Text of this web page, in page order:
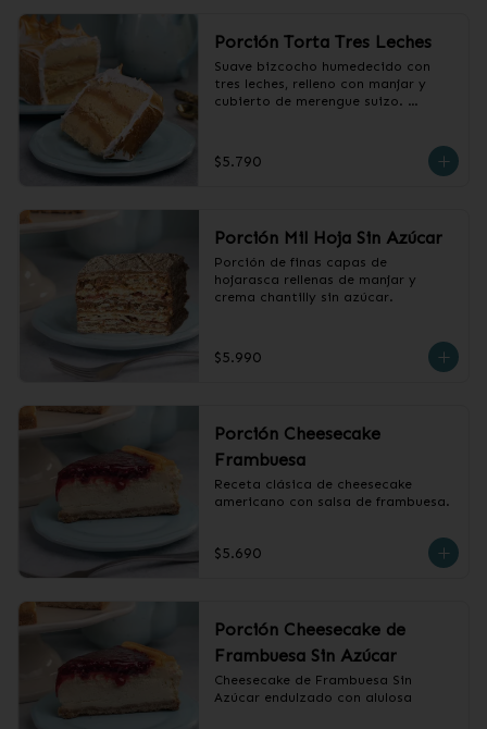
Porción Torta Tres Leches
Suave bizcocho humedecido con
tres leches, relleno con manjar y
cubierto de merengue suizo.
$5.790
Porción Mil Hoja Sin Azúcar
Porción de finas capas de
hojarasca rellenas de manjar y
crema chantilly sin azúcar.
$5.990
Porción Cheesecake
Frambuesa
Receta clásica de cheesecake
americano con salsa de frambuesa.
$5.690
Porción Cheesecake de
Frambuesa Sin Azúcar
Cheesecake de Frambuesa Sin
Azúcar endulzado con alulosa